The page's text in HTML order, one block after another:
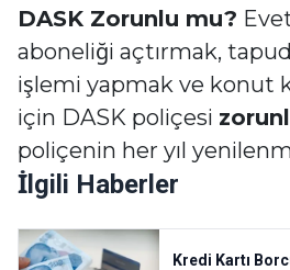
DASK Zorunlu mu?
aboneliği açtırmak,
işlemi yapmak ve konut
için DASK poliçesi
poliçenin her yıl
İlgili Haberler
Kredi Kartı